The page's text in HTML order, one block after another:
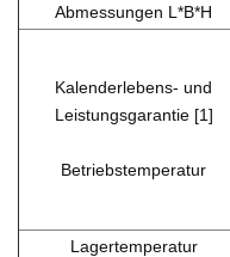
Abmessungen L*B*H
Kalenderlebens- und
Leistungsgarantie [1]
Betriebstemperatur
Lagertemperatur